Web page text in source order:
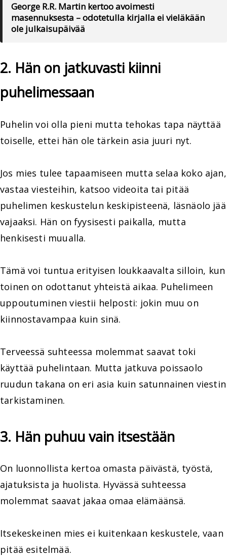
George R.R. Martin kertoo avoimesti
masennuksesta – odotetulla kirjalla ei vieläkään
ole julkaisupäivää
2. Hän on jatkuvasti kiinni
puhelimessaan
Puhelin voi olla pieni mutta tehokas tapa näyttää
toiselle, ettei hän ole tärkein asia juuri nyt.
Jos mies tulee tapaamiseen mutta selaa koko ajan,
vastaa viesteihin, katsoo videoita tai pitää
puhelimen keskustelun keskipisteenä, läsnäolo jää
vajaaksi. Hän on fyysisesti paikalla, mutta
henkisesti muualla.
Tämä voi tuntua erityisen loukkaavalta silloin, kun
toinen on odottanut yhteistä aikaa. Puhelimeen
uppoutuminen viestii helposti: jokin muu on
kiinnostavampaa kuin sinä.
Terveessä suhteessa molemmat saavat toki
käyttää puhelintaan. Mutta jatkuva poissaolo
ruudun takana on eri asia kuin satunnainen viestin
tarkistaminen.
3. Hän puhuu vain itsestään
On luonnollista kertoa omasta päivästä, työstä,
ajatuksista ja huolista. Hyvässä suhteessa
molemmat saavat jakaa omaa elämäänsä.
Itsekeskeinen mies ei kuitenkaan keskustele, vaan
pitää esitelmää.